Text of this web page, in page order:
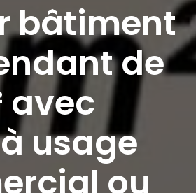
bâtiment
de
avec
usage
ou